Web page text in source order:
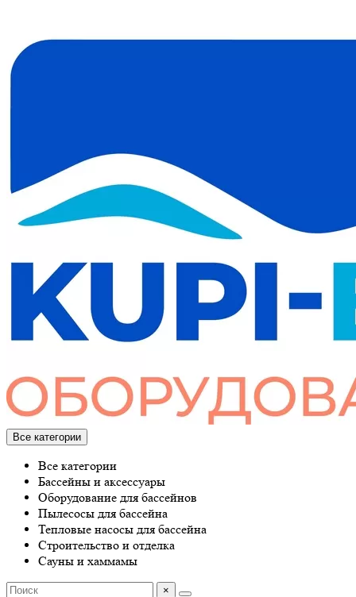
Все категории
Все категории
Бассейны и аксессуары
Оборудование для бассейнов
Пылесосы для бассейна
Тепловые насосы для бассейна
Строительство и отделка
Сауны и хаммамы
×